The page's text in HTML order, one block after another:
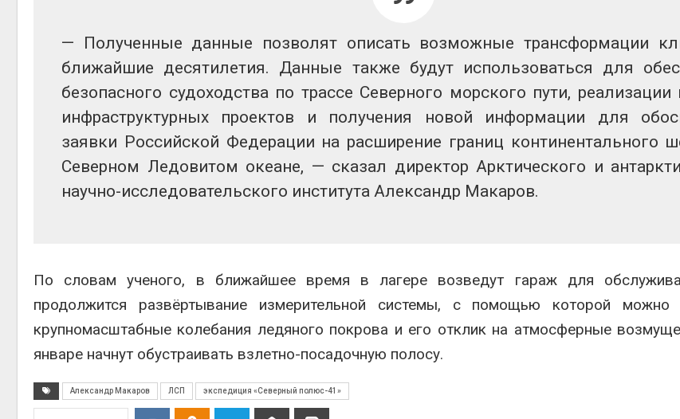
— Полученные данные позволят описать возможные трансформации
ближайшие десятилетия. Данные также будут использоваться для
безопасного судоходства по трассе Северного морского пути, реализации
инфраструктурных проектов и получения новой информации для
заявки Российской Федерации на расширение границ континентального
Северном Ледовитом океане, — сказал директор Арктического и
научно-исследовательского института Александр Макаров.
По словам ученого, в ближайшее время в лагере возведут гараж для
продолжится развёртывание измерительной системы, с помощью которой можно
крупномасштабные колебания ледяного покрова и его отклик на атмосферные
январе начнут обустраивать взлетно-посадочную полосу.
Александр Макаров ЛСП экспедиция «Северный полюс-41»
ограничивает загрузку
Авг 6, 2026
Шэньси из-за паводков
эвакуировали более 140
тыс. человек
Авг 6, 2026
Авг 7, 2026
может
без
Авг 7, 2026